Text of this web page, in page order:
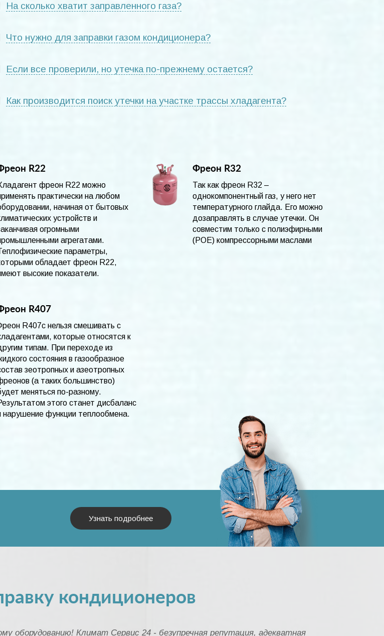
На сколько хватит заправленного газа?
Что нужно для заправки газом кондиционера?
Если все проверили, но утечка по-прежнему остается?
Как производится поиск утечки на участке трассы хладагента?
R22
фреон R22 можно
практически на любом
начиная от бытовых
устройств и
огромными
агрегатами.
параметры,
обладает фреон R22,
высокие показатели.
Фреон R32
Так как фреон R32 –
однокомпонентный газ, у него нет
температурного глайда. Его можно
дозаправлять в случае утечки. Он
совместим только с полиэфирными
(POE) компрессорными маслами
R407
R407c нельзя смешивать с
которые относятся к
типам. При переходе из
состояния в газообразное
зеотропных и азеотропных
(а таких большинство)
меняться по-разному.
этого станет дисбаланс
нарушение функции теплообмена.
Узнать подробнее
кондиционеров
оборудованию! Климат Сервис 24 - безупречная репутация, адекватная